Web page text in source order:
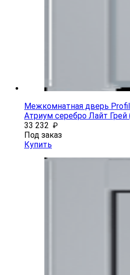
Межкомнатная дверь
Атриум серебро Лайт Грей
33 232 ₽
Под заказ
Купить